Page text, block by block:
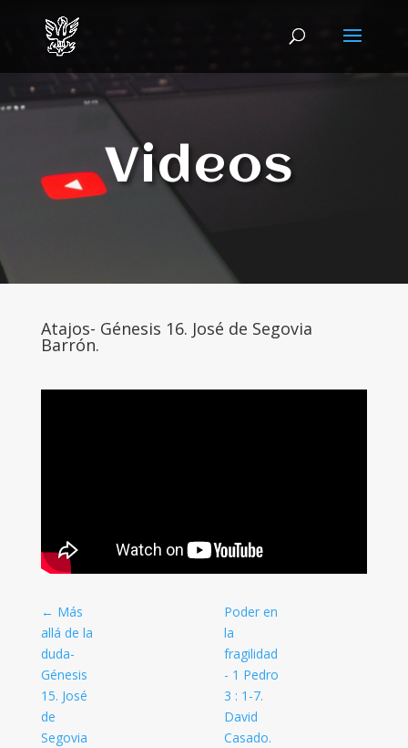
Videos
Atajos- Génesis 16. José de Segovia
Barrón.
← Más
allá de la
duda-
Génesis
15. José
de
Segovia
Poder en
la
fragilidad
- 1 Pedro
3 : 1-7.
David
Casado.